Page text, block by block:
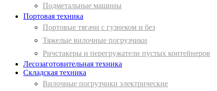
Подметальные машины
Портовая техника
Портовые тягачи с гузнеком и без
Тяжелые вилочные погрузчики
Ричстакеры и перегружатели пустых контейнеров
Лесозаготовительная техника
Складская техника
Вилочные погрузчики электрические